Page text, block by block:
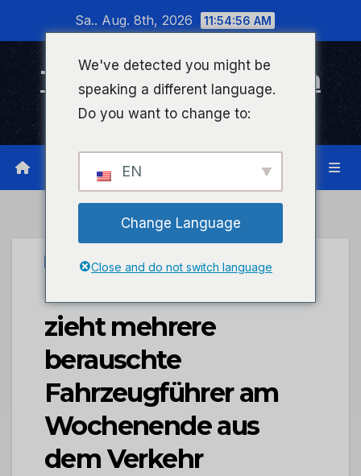
wechseln
Sa.. Aug. 8th, 2026 11:54:56 AM
Timeline Bad Kreuznach
Infonetzwerk für Bad Kreuznach
UNCATEGORIZED
POL-PDWIL: Polizei
zieht mehrere
berauschte
Fahrzeugführer am
Wochenende aus
dem Verkehr
We've detected you might be
speaking a different language.
Do you want to change to:
EN
Change Language
Close and do not switch language